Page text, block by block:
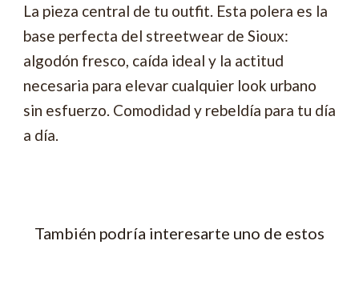
La pieza central de tu outfit. Esta polera es la
base perfecta del streetwear de Sioux:
algodón fresco, caída ideal y la actitud
necesaria para elevar cualquier look urbano
sin esfuerzo. Comodidad y rebeldía para tu día
a día.
También podría interesarte uno de estos